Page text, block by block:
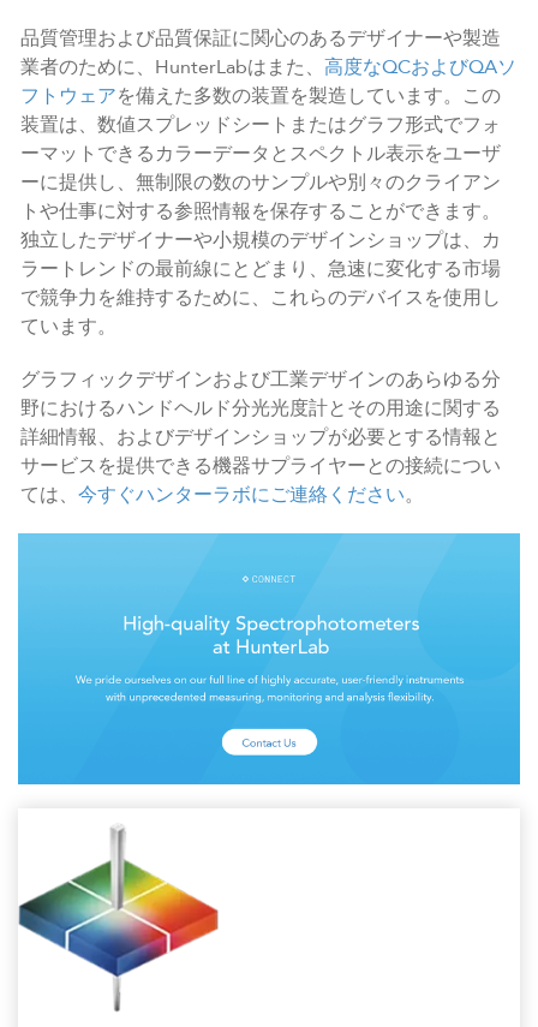
品質管理および品質保証に関心のあるデザイナーや製造
業者のために、HunterLabはまた、 高度なQCおよびQAソ
フトウェアを備えた多数の装置を製造しています。この
装置は、数値スプレッドシートまたはグラフ形式でフォ
ーマットできるカラーデータとスペクトル表示をユーザ
ーに提供し、無制限の数のサンプルや別々のクライアン
トや仕事に対する参照情報を保存することができます。
独立したデザイナーや小規模のデザインショップは、カ
ラートレンドの最前線にとどまり、急速に変化する市場
で競争力を維持するために、これらのデバイスを使用し
ています。
グラフィックデザインおよび工業デザインのあらゆる分
野におけるハンドヘルド分光光度計とその用途に関する
詳細情報、およびデザインショップが必要とする情報と
サービスを提供できる機器サプライヤーとの接続につい
ては、 今すぐハンターラボにご連絡ください。